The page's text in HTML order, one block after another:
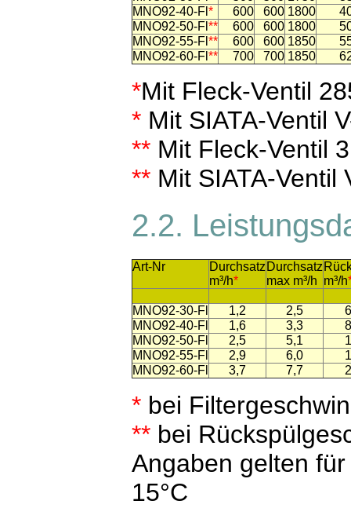
MNO92-40-Fl * 600 600 1800
MNO92-50-Fl ** 600 600 1800
MNO92-55-Fl ** 600 600 1850
MNO92-60-Fl ** 700 700 1850
*Mit Fleck-Ventil
* Mit SIATA-Ventil
** Mit Fleck-Ventil
** Mit SIATA-Ventil
2.2.
Art-Nr
Durchsatz
m³/h*
Durchsatz
max m³/h m³/h
MNO92-30-Fl 1,2 2,5
MNO92-40-Fl
1,6 3,3
MNO92-50-Fl
2,5 5,1
MNO92-55-Fl
2,9 6,0
MNO92-60-Fl
3,7 7,7
* bei
** bei
Angaben gelten
15°C